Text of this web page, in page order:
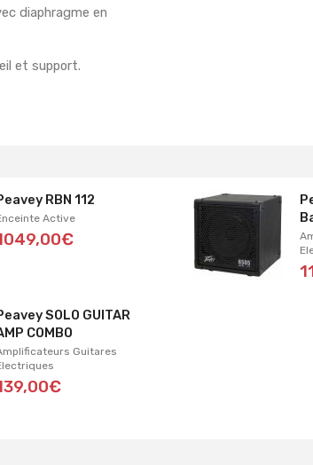
diaphragme en
et support.
RBN 112
Active
SOLO GUITAR
COMBO
Guitares